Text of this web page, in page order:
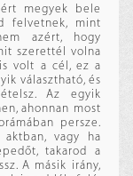
megyek bele
felvetnek, mint
azért, hogy
szerettél volna
volt a cél, ez a
választható, és
Az egyik
ahonnan most
persze.
vagy ha
takarod a
A másik irány,